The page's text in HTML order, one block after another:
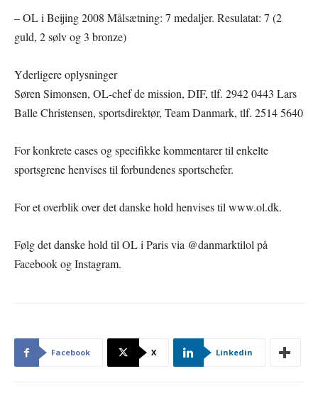
– OL i Beijing 2008 Målsætning: 7 medaljer. Resulatat: 7 (2
guld, 2 sølv og 3 bronze)
Yderligere oplysninger
Søren Simonsen, OL-chef de mission, DIF, tlf. 2942 0443 Lars
Balle Christensen, sportsdirektør, Team Danmark, tlf. 2514 5640
For konkrete cases og specifikke kommentarer til enkelte
sportsgrene henvises til forbundenes sportschefer.
For et overblik over det danske hold henvises til www.ol.dk.
Følg det danske hold til OL i Paris via @danmarktilol på
Facebook og Instagram.
Facebook X Linkedin